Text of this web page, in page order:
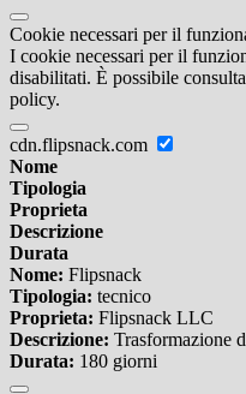
Cookie necessari per il
I cookie necessari per il
disabilitati. È possibile
policy.
cdn.flipsnack.com
Nome
Tipologia
Proprieta
Descrizione
Durata
Nome: Flipsnack
Tipologia: tecnico
Proprieta: Flipsnack LLC
Descrizione: Trasformazione
Durata: 180 giorni